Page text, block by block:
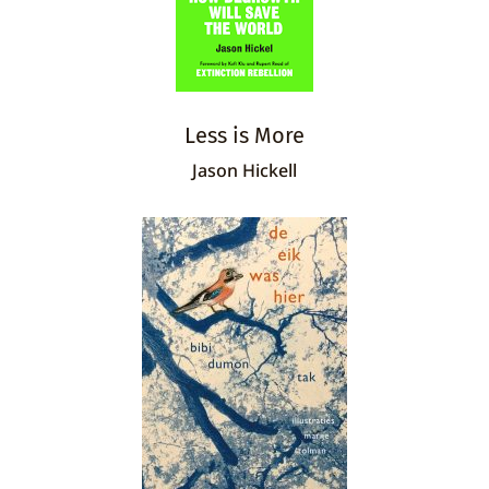
Less is More
Jason Hickell